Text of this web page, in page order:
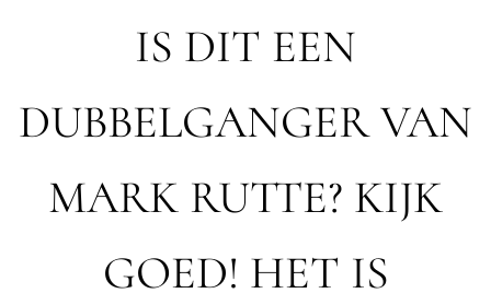
IS DIT EEN
DUBBELGANGER VAN
MARK RUTTE? KIJK
GOED! HET IS